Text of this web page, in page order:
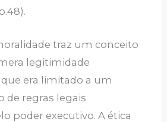
traz um conceito
legitimidade
era limitado a um
de regras legais
poder executivo. A ética